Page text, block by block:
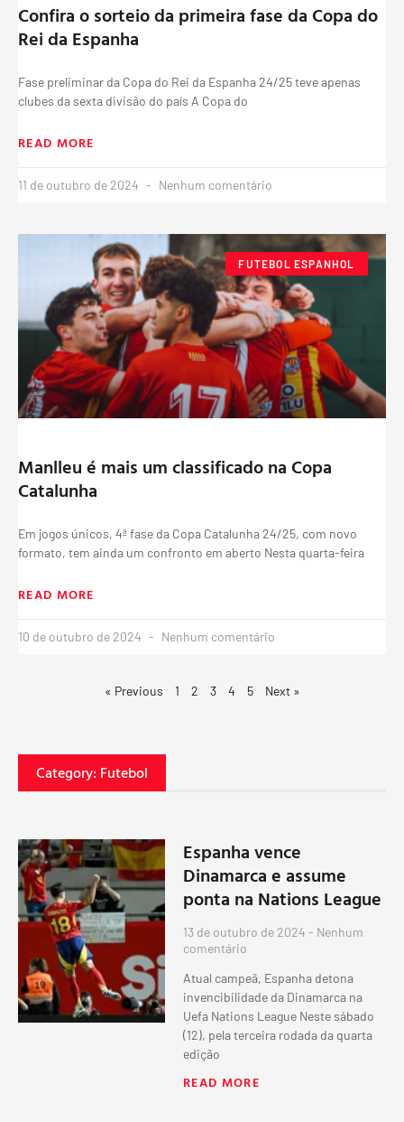
Confira o sorteio da primeira fase da Copa do
Rei da Espanha
Fase preliminar da Copa do Rei da Espanha 24/25 teve apenas
clubes da sexta divisão do país A Copa do
READ MORE
11 de outubro de 2024 Nenhum comentário
FUTEBOL ESPANHOL
Manlleu é mais um classificado na Copa
Catalunha
Em jogos únicos, 4ª fase da Copa Catalunha 24/25, com novo
formato, tem ainda um confronto em aberto Nesta quarta-feira
READ MORE
10 de outubro de 2024 Nenhum comentário
« Previous 1 2 3 4 5 Next »
Category: Futebol
Espanha vence
Dinamarca e assume
ponta na Nations League
13 de outubro de 2024 Nenhum
comentário
Atual campeã, Espanha detona
invencibilidade da Dinamarca na
Uefa Nations League Neste sábado
(12), pela terceira rodada da quarta
edição
READ MORE